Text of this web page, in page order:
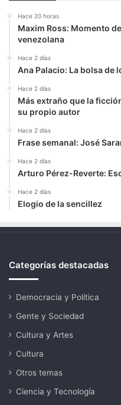
Hace 20 horas
Maxim Ross: Momento
venezolana
Hace 2 días
Ana Palacio: La bolsa de
Hace 2 días
Más extraño que la
su propio autor
Hace 2 días
Frase semanal: José
Hace 2 días
Arturo Pérez-Reverte:
Hace 2 días
Elogio de la sencillez
Categorías destacadas
Democracia y Política
Gente y Sociedad
Cultura y Artes
Cultura
Otros temas
Ciencia y Tecnología